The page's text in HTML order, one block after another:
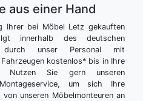
aus einer Hand
Ihrer bei Möbel Letz gekauften
innerhalb des deutschen
durch unser Personal mit
Fahrzeugen kostenlos* bis in Ihre
Nutzen Sie gern unseren
um sich Ihre
von unseren Möbelmonteuren an